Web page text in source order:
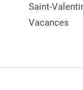
Saint-
Vacances